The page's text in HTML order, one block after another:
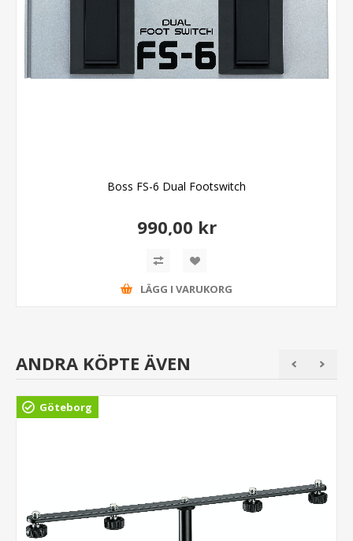
Boss FS-6 Dual Footswitch
990,00 kr
LÄGG I VARUKORG
ANDRA KÖPTE ÄVEN
Göteborg